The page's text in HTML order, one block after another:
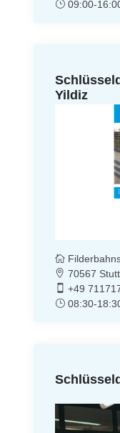
09:00-
Yildiz
70567
+49
08:30-